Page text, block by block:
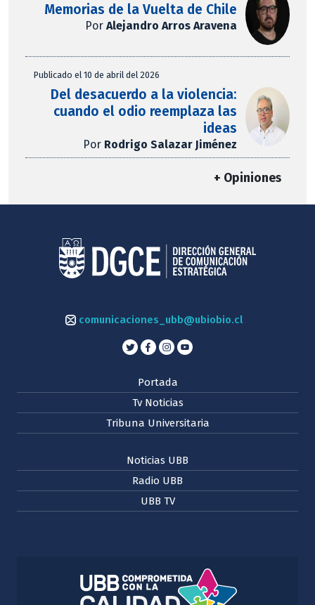
Memorias de la Vuelta de Chile
PorAlejandro Arros Aravena
Publicado el 10 de abril del 2026
Del desacuerdo a la violencia:
cuando el odio reemplaza las
ideas
Por Rodrigo Salazar Jiménez
+ Opiniones
comunicaciones_ubb@ubiobio.cl
Portada
Tv Noticias
Tribuna Universitaria
Noticias UBB
Radio UBB
UBB TV